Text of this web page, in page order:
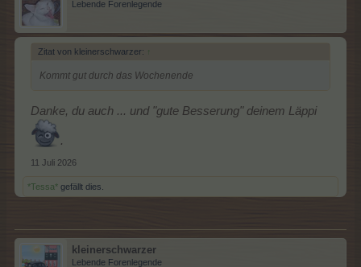
Lebende Forenlegende
Zitat von kleinerschwarzer: ↑
Kommt gut durch das Wochenende
Danke, du auch ... und "gute Besserung" deinem Läppi
.
11 Juli 2026
*Tessa* gefällt dies.
kleinerschwarzer
Lebende Forenlegende